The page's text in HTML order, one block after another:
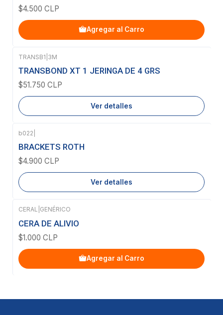
$4.500 CLP
Agregar al Carro
Agotado
TRANSB1 3M
TRANSBOND XT 1 JERINGA DE 4 GRS
$51.750 CLP
Ver detalles
Agotado
b022
BRACKETS ROTH
$4.900 CLP
Ver detalles
CERAL GENÉRICO
CERA DE ALIVIO
$1.000 CLP
Agregar al Carro